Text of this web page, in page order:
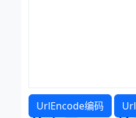
UrlEncode编码